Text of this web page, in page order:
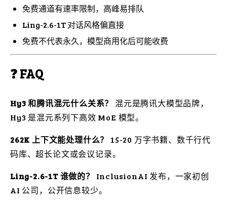
免费通道有速率限制，高峰易排队
Ling-2.6-1T 对话风格偏直接
免费不代表永久，模型商用化后可能收费
❓ FAQ
Hy3 和腾讯混元什么关系？
混元是腾讯大模型品牌，
Hy3 是混元系列下高效 MoE 模型。
262K 上下文能处理什么？
15-20 万字书籍、数千行代
码库、超长论文或会议记录。
Ling-2.6-1T 谁做的？
InclusionAI 发布，一家初创
AI 公司，公开信息较少。